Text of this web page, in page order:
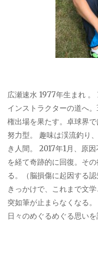
広瀬速水 1977年生まれ
インストラクターの道へ
権出場を果たす。卓球界
努力型。 趣味は渓流釣り
き人間。 2017年1月、原
を経て奇跡的に回復。そ
る。（脳損傷に起因する
きっかけで、これまで文
突如筆が止まらなくなる
日々のめぐるめぐる思いを